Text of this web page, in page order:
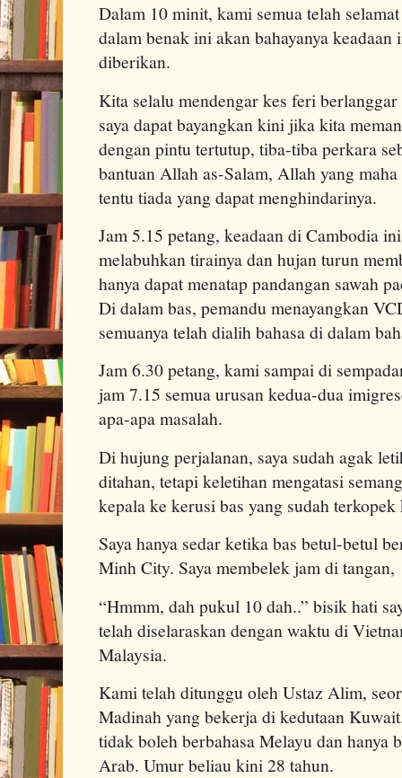
Dalam 10 minit, kami semua telah
dalam benak ini akan bahayanya
diberikan.
Kita selalu mendengar kes feri
saya dapat bayangkan kini jika kita
dengan pintu tertutup, tiba-tiba perkara
bantuan Allah as-Salam, Allah yang
tentu tiada yang dapat menghindarinya.
Jam 5.15 petang, keadaan di Cambodia
melabuhkan tirainya dan hujan turun
hanya dapat menatap pandangan sawah
Di dalam bas, pemandu menayangkan
semuanya telah dialih bahasa di dalam
Jam 6.30 petang, kami sampai di
jam 7.15 semua urusan kedua-dua
apa-apa masalah.
Di hujung perjalanan, saya sudah agak
ditahan, tetapi keletihan mengatasi
kepala ke kerusi bas yang sudah
Saya hanya sedar ketika bas betul-betul
Minh City. Saya membelek jam di tangan,
“Hmmm, dah pukul 10 dah..” bisik hati
telah diselaraskan dengan waktu di
Malaysia.
Kami telah ditunggu oleh Ustaz Alim,
Madinah yang bekerja di kedutaan
tidak boleh berbahasa Melayu dan hanya
Arab. Umur beliau kini 28 tahun.